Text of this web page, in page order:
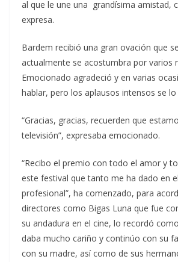
al que le une una grandísima amistad,
expresa.
Bardem recibió una gran ovación que
actualmente se acostumbra por varios
Emocionado agradeció y en varias
hablar, pero los aplausos intensos se
“Gracias, gracias, recuerden que
televisión”, expresaba emocionado.
“Recibo el premio con todo el amor y
este festival que tanto me ha dado en
profesional”, ha comenzado, para
directores como Bigas Luna que fue
su andadura en el cine, lo recordó
daba mucho cariño y continúo con su
con su madre, así como de sus